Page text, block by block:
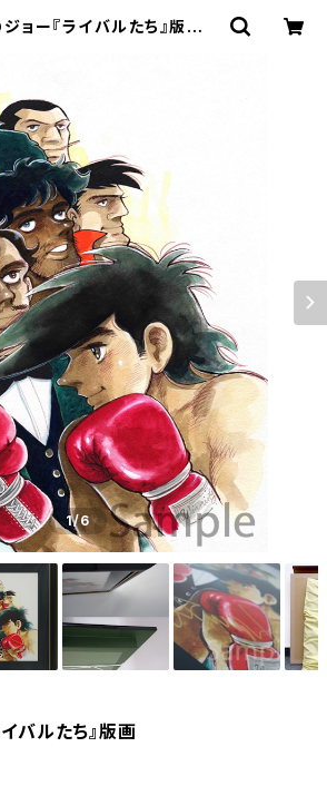
ョー『ライバルたち』版画 |
1/6
バルたち』版画